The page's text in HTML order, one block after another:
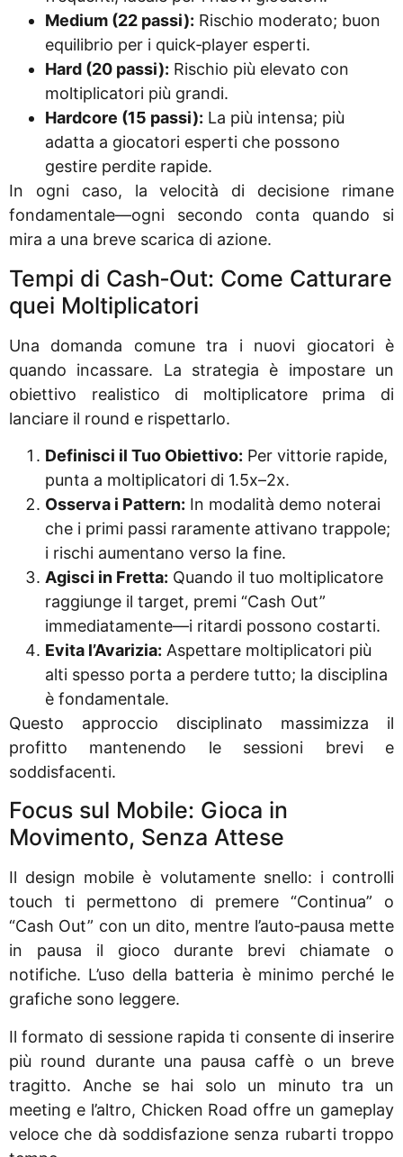
Medium (22 passi): Rischio moderato; buon
equilibrio per i quick‑player esperti.
Hard (20 passi): Rischio più elevato con
moltiplicatori più grandi.
Hardcore (15 passi): La più intensa; più
adatta a giocatori esperti che possono
gestire perdite rapide.
In ogni caso, la velocità di decisione rimane
fondamentale—ogni secondo conta quando si
mira a una breve scarica di azione.
Tempi di Cash‑Out: Come Catturare
quei Moltiplicatori
Una domanda comune tra i nuovi giocatori è
quando incassare. La strategia è impostare un
obiettivo realistico di moltiplicatore prima di
lanciare il round e rispettarlo.
Definisci il Tuo Obiettivo: Per vittorie rapide,
punta a moltiplicatori di 1.5x–2x.
Osserva i Pattern: In modalità demo noterai
che i primi passi raramente attivano trappole;
i rischi aumentano verso la fine.
Agisci in Fretta: Quando il tuo moltiplicatore
raggiunge il target, premi “Cash Out”
immediatamente—i ritardi possono costarti.
Evita l’Avarizia: Aspettare moltiplicatori più
alti spesso porta a perdere tutto; la disciplina
è fondamentale.
Questo approccio disciplinato massimizza il
profitto mantenendo le sessioni brevi e
soddisfacenti.
Focus sul Mobile: Gioca in
Movimento, Senza Attese
Il design mobile è volutamente snello: i controlli
touch ti permettono di premere “Continua” o
“Cash Out” con un dito, mentre l’auto‑pausa mette
in pausa il gioco durante brevi chiamate o
notifiche. L’uso della batteria è minimo perché le
grafiche sono leggere.
Il formato di sessione rapida ti consente di inserire
più round durante una pausa caffè o un breve
tragitto. Anche se hai solo un minuto tra un
meeting e l’altro, Chicken Road offre un gameplay
veloce che dà soddisfazione senza rubarti troppo